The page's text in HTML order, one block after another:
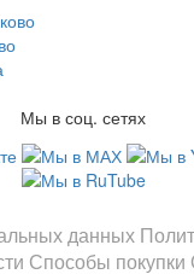
Мы в соц. сетях
данных
Способы покупки